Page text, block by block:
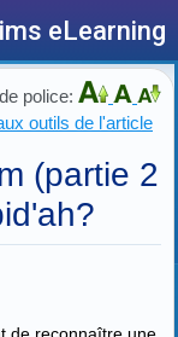
eLearning
police:
outils de l'article
(partie 2